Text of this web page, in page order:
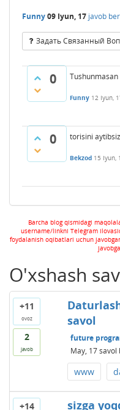
Funny09 Iyun, 17 javob
Задать Связанный
0
Funny 12 Iyun,
0 torisini
Bekzod 15 Iyun,
Barcha blog qismidagi
username/linkni Telegram
foydalanish oqibatlari uchun
O'xshash
+11
ovoz
2
javob
savol
future
May, 17 savol
www
+14 sizga